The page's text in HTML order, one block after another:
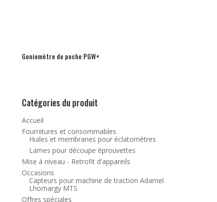
Goniomètre de poche PGW+
Catégories du produit
Accueil
Fournitures et consommables
Huiles et membranes pour éclatomètres
Lames pour découpe éprouvettes
Mise à niveau - Retrofit d'appareils
Occasions
Capteurs pour machine de traction Adamel
Lhomargy MTS
Offres spéciales